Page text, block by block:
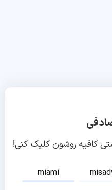
کافیه روشون کلیک کنی!
miami